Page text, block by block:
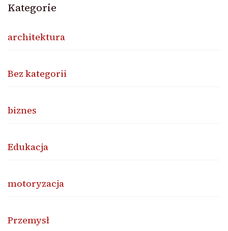
Kategorie
architektura
Bez kategorii
biznes
Edukacja
motoryzacja
Przemysł